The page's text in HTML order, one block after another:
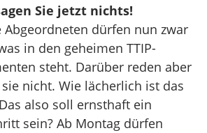
Sie jetzt nichts!
Abgeordneten dürfen nun zwar
in den geheimen TTIP-
steht. Darüber reden aber
nicht. Wie lächerlich ist das
also soll ernsthaft ein
sein? Ab Montag dürfen